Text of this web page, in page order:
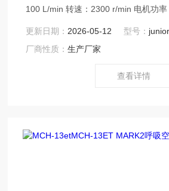
100 L/min 转速：2300 r/min 电机功
66×36×42 (cm) 净重：46kg 标配一根
300bar）
更新日期： 2026-05-12 型号：
厂商性质：生产厂家
查看详情